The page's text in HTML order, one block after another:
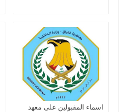
اسماء المقبولين على معهد